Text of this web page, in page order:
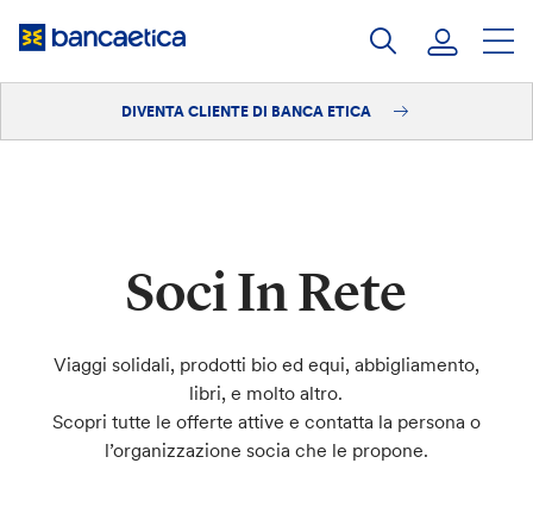
DIVENTA CLIENTE DI BANCA ETICA
Soci In Rete
Viaggi solidali, prodotti bio ed equi, abbigliamento,
libri, e molto altro.
Scopri tutte le offerte attive e contatta la persona o
l’organizzazione socia che le propone.